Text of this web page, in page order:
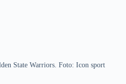
State Warriors. Foto: Icon sport